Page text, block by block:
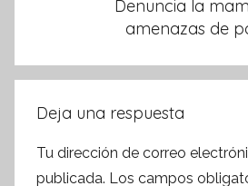
Denuncia la
amenazas de
Deja una respuesta
Tu dirección de correo
publicada. Los campos